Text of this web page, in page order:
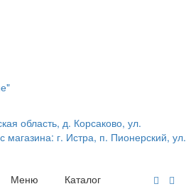
область, д. Корсаково, ул.
магазина: г. Истра, п. Пионерский, ул.
Каталог
Меню